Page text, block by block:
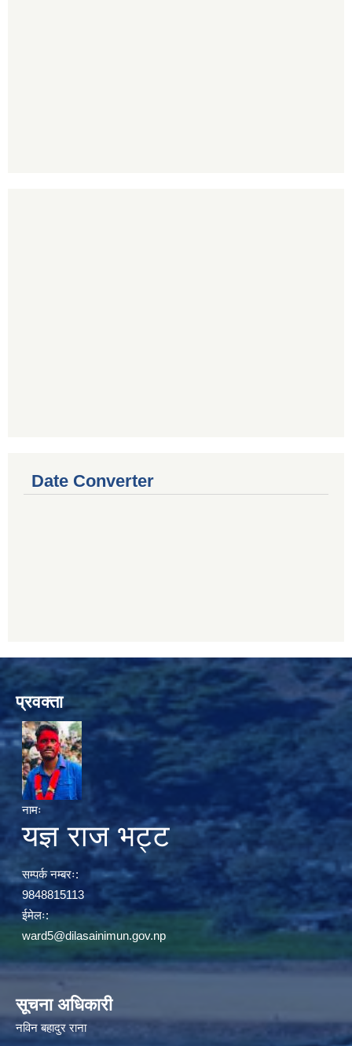
Date Converter
प्रवक्ता
नामः
यज्ञ राज भट्ट
सम्पर्क नम्बरः:
9848815113
ईमेलः:
ward5@dilasainimun.gov.np
सूचना अधिकारी
नविन बहादुर राना